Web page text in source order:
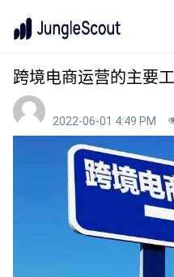
跨境电商运营的主要
2022-06-01 4:49 PM